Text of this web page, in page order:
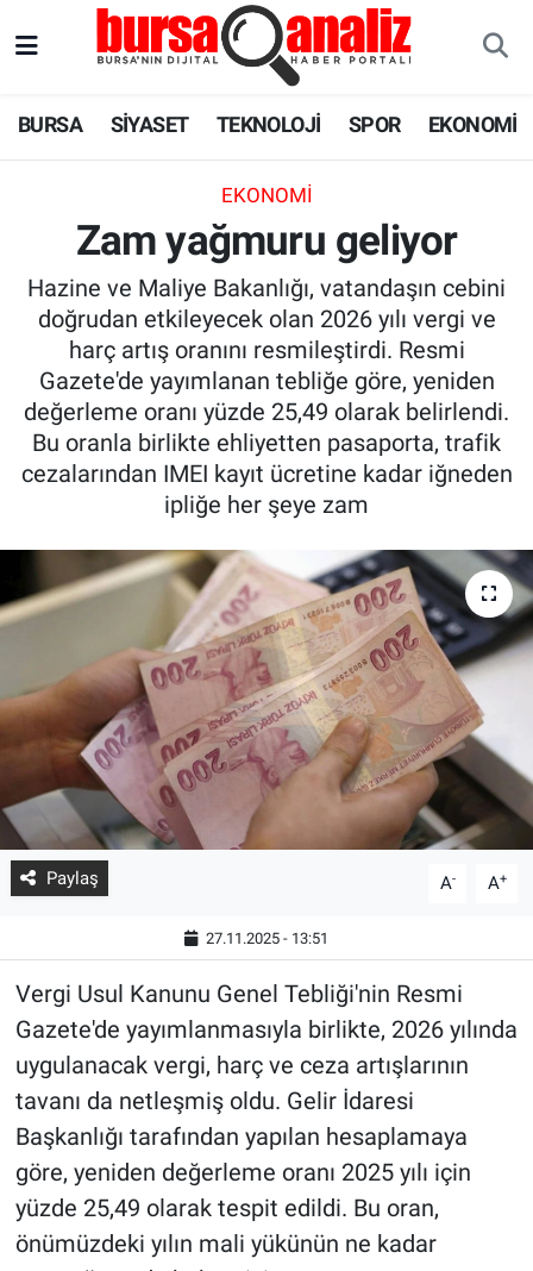
BURSA SİYASET TEKNOLOJİ SPOR EKONOMİ
EKONOMI
Zam yağmuru geliyor
Hazine ve Maliye Bakanlığı, vatandaşın cebini
doğrudan etkileyecek olan 2026 yılı vergi ve
harç artış oranını resmileştirdi. Resmi
Gazete'de yayımlanan tebliğe göre, yeniden
değerleme oranı yüzde 25,49 olarak belirlendi.
Bu oranla birlikte ehliyetten pasaporta, trafik
cezalarından IMEI kayıt ücretine kadar iğneden
ipliğe her şeye zam
Paylaş A- A+
27.11.2025 - 13:51
Vergi Usul Kanunu Genel Tebliği'nin Resmi
Gazete'de yayımlanmasıyla birlikte, 2026 yılında
uygulanacak vergi, harç ve ceza artışlarının
tavanı da netleşmiş oldu. Gelir İdaresi
Başkanlığı tarafından yapılan hesaplamaya
göre, yeniden değerleme oranı 2025 yılı için
yüzde 25,49 olarak tespit edildi. Bu oran,
önümüzdeki yılın mali yükünün ne kadar
SPOR
EKONOMİ
SAĞLIK
ASTROLOJİ
Süper Lig Puan Durumu ve Fikstür
Tüm Manşetler
Son Dakika Haberleri
Haber Arşivi